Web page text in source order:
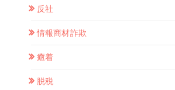
反社
情報商材詐欺
癒着
脱税